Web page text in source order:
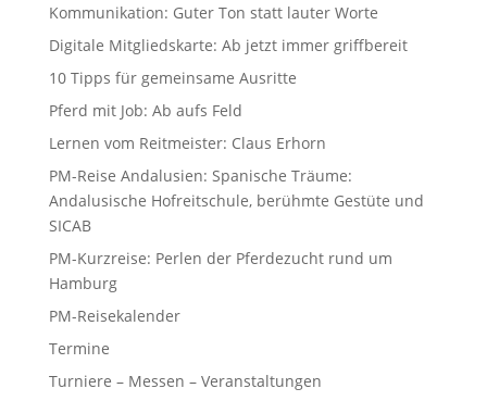
Kommunikation: Guter Ton statt lauter Worte
Digitale Mitgliedskarte: Ab jetzt immer griffbereit
10 Tipps für gemeinsame Ausritte
Pferd mit Job: Ab aufs Feld
Lernen vom Reitmeister: Claus Erhorn
PM-Reise Andalusien: Spanische Träume:
Andalusische Hofreitschule, berühmte Gestüte und
SICAB
PM-Kurzreise: Perlen der Pferdezucht rund um
Hamburg
PM-Reisekalender
Termine
Turniere – Messen – Veranstaltungen